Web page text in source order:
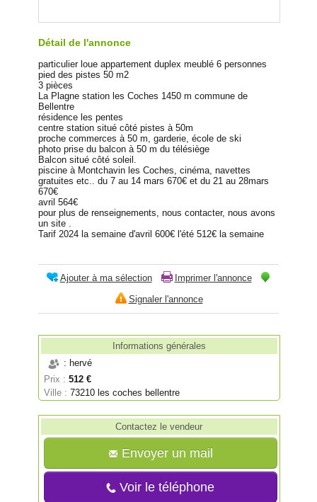
Détail de l'annonce
particulier loue appartement duplex meublé 6 personnes
pied des pistes 50 m2
3 pièces
La Plagne station les Coches 1450 m commune de
Bellentre
résidence les pentes
centre station situé côté pistes à 50m
proche commerces à 50 m, garderie, école de ski
photo prise du balcon à 50 m du télésiège
Balcon situé côté soleil.
piscine à Montchavin les Coches, cinéma, navettes
gratuites etc.. du 7 au 14 mars 670€ et du 21 au 28mars
670€
avril 564€
pour plus de renseignements, nous contacter, nous avons
un site .
Tarif 2024 la semaine d'avril 600€ l'été 512€ la semaine
Ajouter à ma sélection
Imprimer l'annonce
Signaler l'annonce
Informations générales
: hervé
Prix : 512 €
Ville :73210 les coches bellentre
Contactez le vendeur
Envoyer un mail
Voir le téléphone